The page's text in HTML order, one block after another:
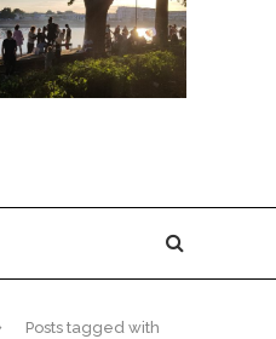
Posts tagged with